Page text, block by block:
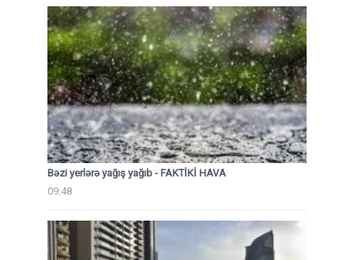
Bəzi yerlərə yağış yağıb - FAKTİKİ HAVA
09:48